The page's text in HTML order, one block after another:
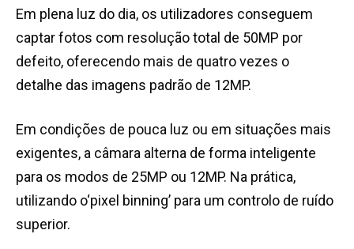
Em plena luz do dia, os utilizadores conseguem
captar fotos com resolução total de 50MP por
defeito, oferecendo mais de quatro vezes o
detalhe das imagens padrão de 12MP.
Em condições de pouca luz ou em situações mais
exigentes, a câmara alterna de forma inteligente
para os modos de 25MP ou 12MP. Na prática,
utilizando o‘pixel binning’ para um controlo de ruído
superior.